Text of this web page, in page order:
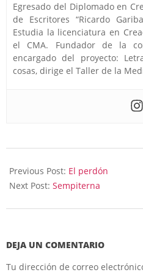
Egresado del Diplomado en
de Escritores “Ricardo
Estudia la licenciatura en
el CMA. Fundador de la
encargado del proyecto:
cosas, dirige el Taller de la
09-
06
Previous Post: El perdón
Next Post: Sempiterna
DEJA UN COMENTARIO
Tu dirección de correo